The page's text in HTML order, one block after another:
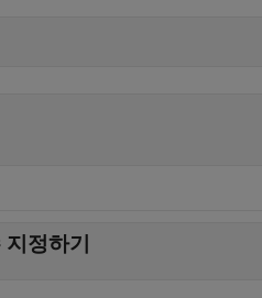
정하기